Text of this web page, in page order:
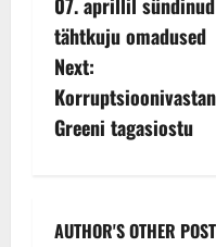
o
s
t
tähtkuju omadused
Next:
Greeni tagasiostu
AUTHOR'S OTHER